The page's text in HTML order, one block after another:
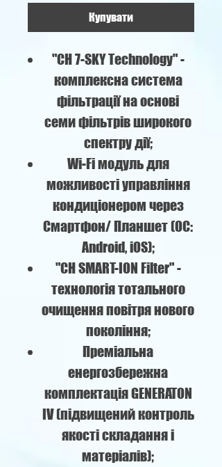
Купувати
"CH 7-SKY Technology" -
комплексна система
фільтрації на основі
семи фільтрів широкого
спектру дії;
Wi-Fi модуль для
можливості управління
кондиціонером через
Смартфон/ Планшет (ОС:
Android, iOS);
"CH SMART-ION Filter" -
технологія тотального
очищення повітря нового
покоління;
Преміальна
енергозбережна
комплектація GENERATON
IV (підвищений контроль
якості складання і
матеріалів);